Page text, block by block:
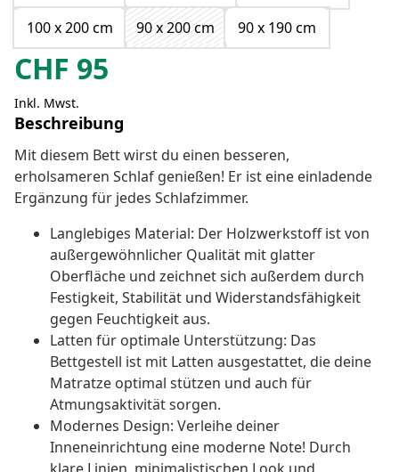
100 x 200 cm
90 x 200 cm 90 x 190 cm
CHF 95
Inkl. Mwst.
Beschreibung
Mit diesem Bett wirst du einen besseren,
erholsameren Schlaf genießen! Er ist eine einladende
Ergänzung für jedes Schlafzimmer.
Langlebiges Material: Der Holzwerkstoff ist von
außergewöhnlicher Qualität mit glatter
Oberfläche und zeichnet sich außerdem durch
Festigkeit, Stabilität und Widerstandsfähigkeit
gegen Feuchtigkeit aus.
Latten für optimale Unterstützung: Das
Bettgestell ist mit Latten ausgestattet, die deine
Matratze optimal stützen und auch für
Atmungsaktivität sorgen.
Modernes Design: Verleihe deiner
Inneneinrichtung eine moderne Note! Durch